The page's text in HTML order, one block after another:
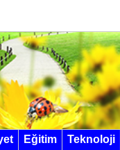
Eğitim Teknoloji